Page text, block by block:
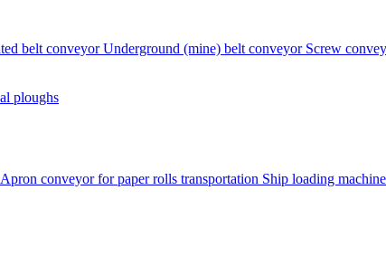
belt conveyorUnderground (mine) belt conveyor Screw
ploughs
Apron conveyor for paper rolls transportation Ship loading machine